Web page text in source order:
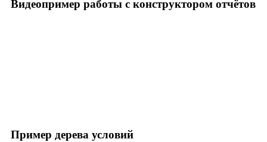
Видеопример работы с конструктором отчётов
Пример дерева условий